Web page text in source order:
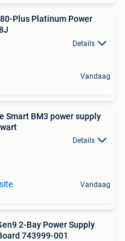
Plus Platinum Power
Details
Vandaag
Smart BM3 power supply
Details
Vandaag
2-Bay Power Supply
743999-001